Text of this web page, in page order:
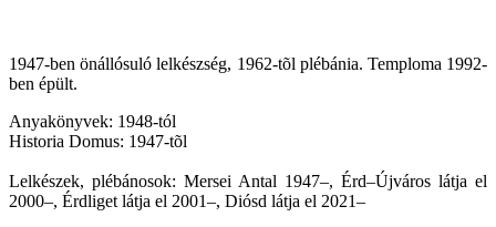
1947-ben önállósuló lelkészség, 1962-tõl plébánia. Temploma 1992-
ben épült.
Anyakönyvek: 1948-tól
Historia Domus: 1947-tõl
Lelkészek, plébánosok: Mersei Antal 1947–, Érd–Újváros látja el
2000–, Érdliget látja el 2001–, Diósd látja el 2021–